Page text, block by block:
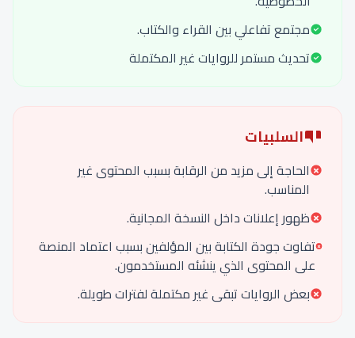
مجتمع تفاعلي بين القراء والكتاب.
تحديث مستمر للروايات غير المكتملة
السلبيات
الحاجة إلى مزيد من الرقابة بسبب المحتوى غير
المناسب.
ظهور إعلانات داخل النسخة المجانية.
تفاوت جودة الكتابة بين المؤلفين بسبب اعتماد المنصة
على المحتوى الذي ينشئه المستخدمون.
بعض الروايات تبقى غير مكتملة لفترات طويلة.